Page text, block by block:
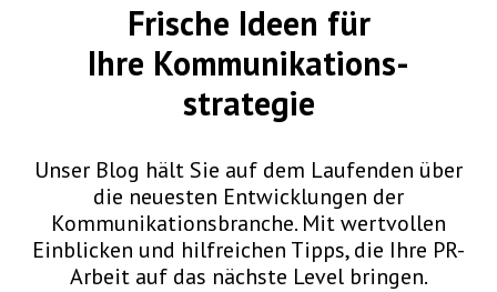
Frische Ideen für
Ihre Kommunikations-
strategie
Unser Blog hält Sie auf dem Laufenden über
die neuesten Entwicklungen der
Kommunikationsbranche. Mit wertvollen
Einblicken und hilfreichen Tipps, die Ihre PR-
Arbeit auf das nächste Level bringen.